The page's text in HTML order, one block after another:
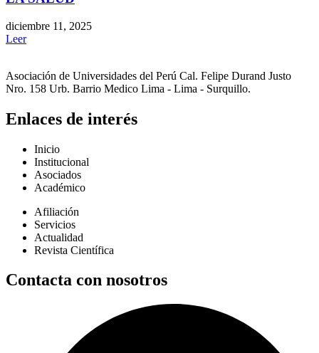
diciembre 11, 2025
Leer
Asociación de Universidades del Perú Cal. Felipe Durand Justo
Nro. 158 Urb. Barrio Medico Lima - Lima - Surquillo.
Enlaces de interés
Inicio
Institucional
Asociados
Académico
Afiliación
Servicios
Actualidad
Revista Científica
Contacta con nosotros